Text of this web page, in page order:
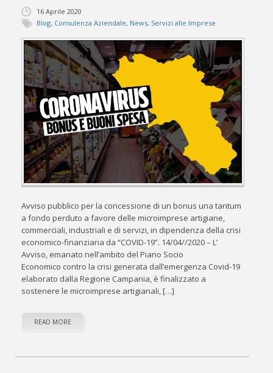
16 Aprile 2020
Blog, Consulenza Aziendale, News, Servizi alle Imprese
Avviso pubblico per la concessione di un bonus una tantum
a fondo perduto a favore delle microimprese artigiane,
commerciali, industriali e di servizi, in dipendenza della crisi
economico-finanziaria da “COVID-19”. 14/04//2020 – L’
Avviso, emanato nell’ambito del Piano Socio
Economico contro la crisi generata dall’emergenza Covid-19
elaborato dalla Regione Campania, è finalizzato a
sostenere le microimprese artigianali, […]
READ MORE